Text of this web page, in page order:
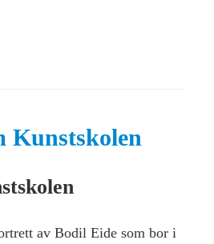
Kunstskolen
av Bodil Eide som bor i